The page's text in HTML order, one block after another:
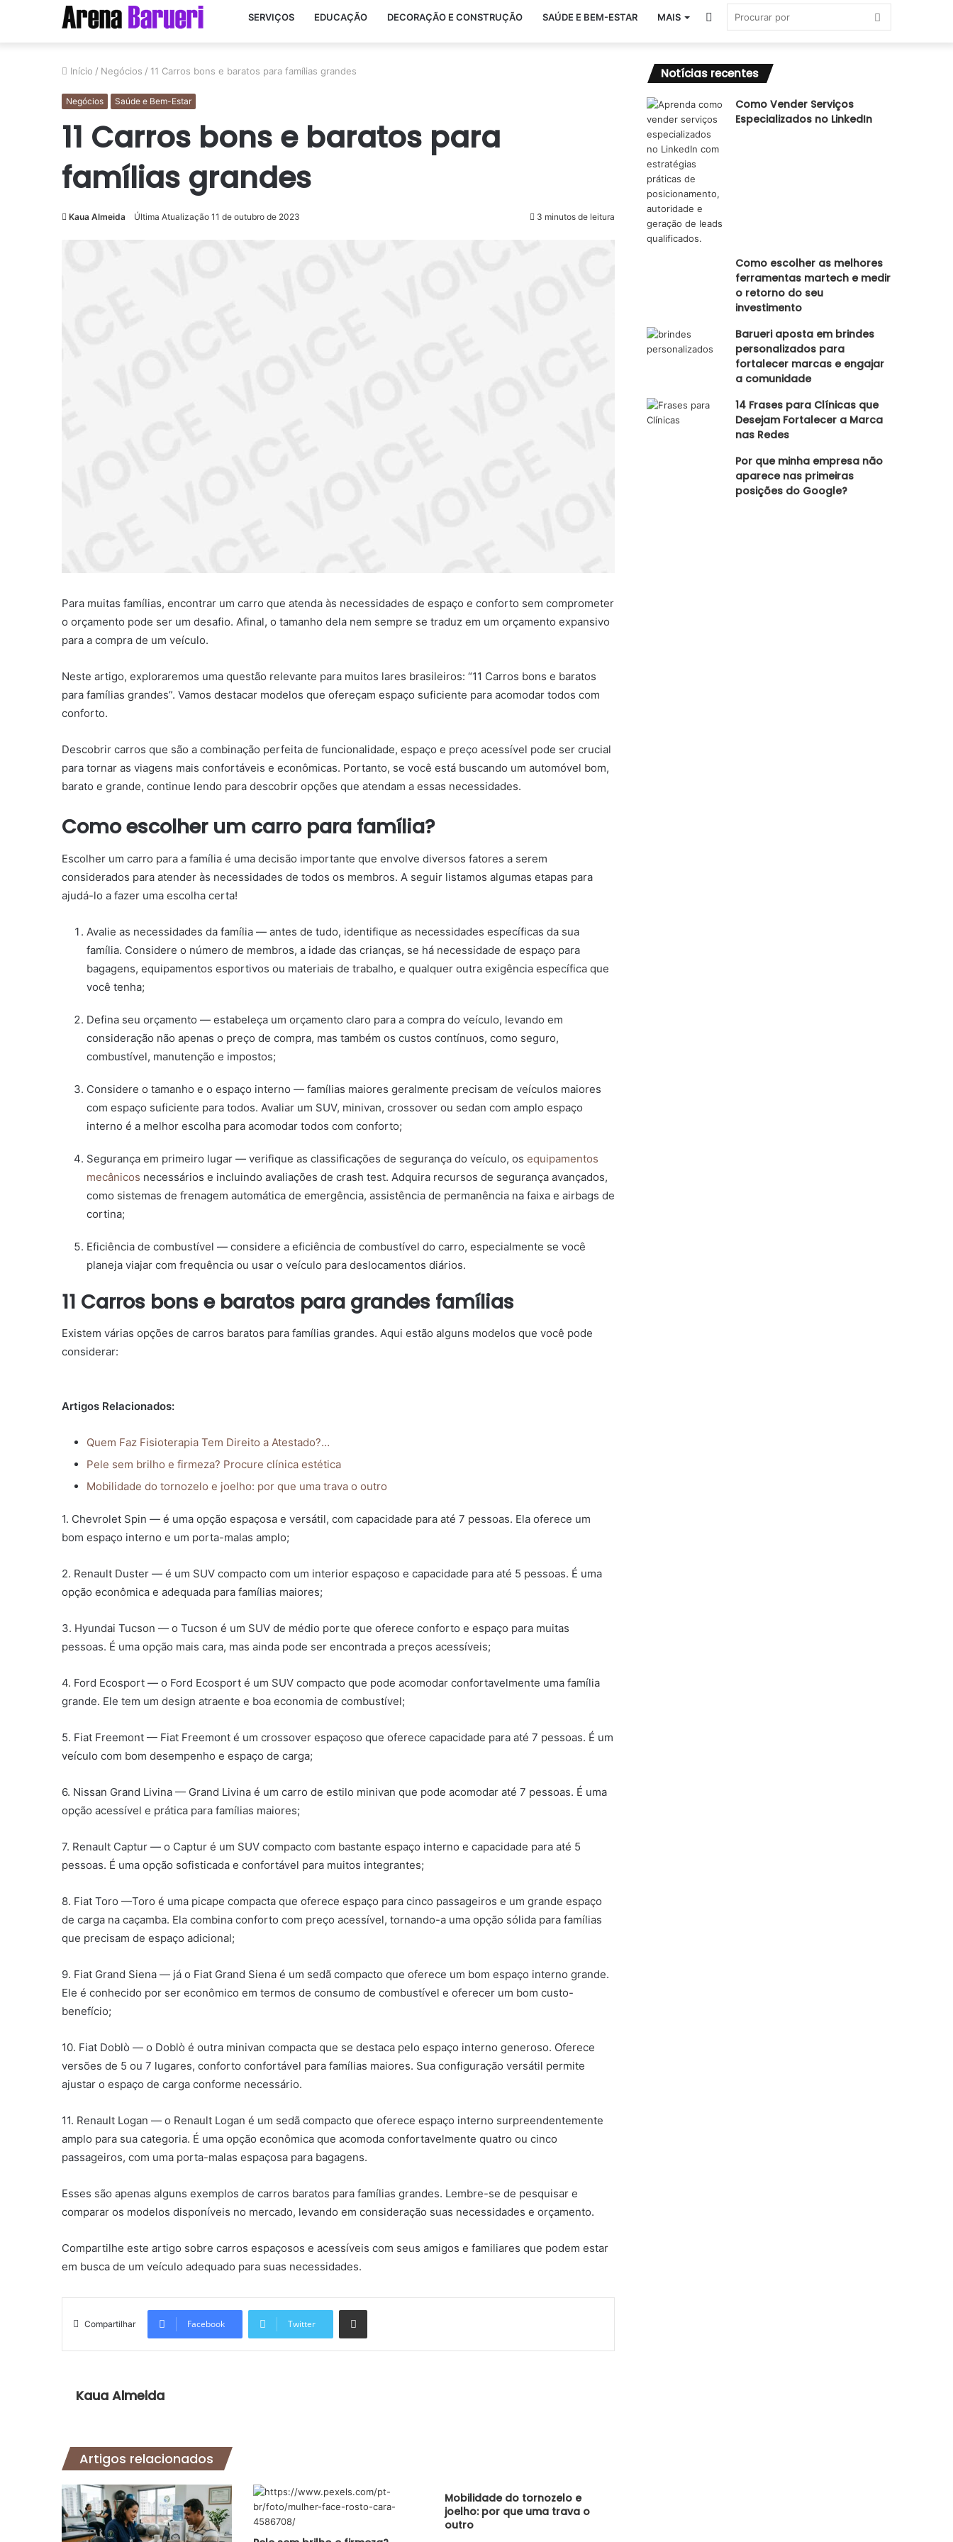
SERVIÇOS EDUCAÇÃO DECORAÇÃO E CONSTRUÇÃO SAÚDE E BEM-ESTAR MAIS Procurar
Switch
Início / Negócios / 11 Carros bons e baratos para famílias grandes
Negócios Saúde e Bem-Estar
11 Carros bons e baratos para
famílias grandes
Kaua Almeida Última Atualização 11 de outubro de 2023 3 minutos de leitura
Para muitas famílias, encontrar um carro que atenda às necessidades de espaço e conforto sem comprometer
o orçamento pode ser um desafio. Afinal, o tamanho dela nem sempre se traduz em um orçamento expansivo
para a compra de um veículo.
Neste artigo, exploraremos uma questão relevante para muitos lares brasileiros: “11 Carros bons e baratos
para famílias grandes”. Vamos destacar modelos que ofereçam espaço suficiente para acomodar todos com
conforto.
Descobrir carros que são a combinação perfeita de funcionalidade, espaço e preço acessível pode ser crucial
para tornar as viagens mais confortáveis ​​e econômicas. Portanto, se você está buscando um automóvel bom,
barato e grande, continue lendo para descobrir opções que atendam a essas necessidades.
Como escolher um carro para família?
Escolher um carro para a família é uma decisão importante que envolve diversos fatores a serem
considerados para atender às necessidades de todos os membros. A seguir listamos algumas etapas para
ajudá-lo a fazer uma escolha certa!
Avalie as necessidades da família — antes de tudo, identifique as necessidades específicas da sua
família. Considere o número de membros, a idade das crianças, se há necessidade de espaço para
bagagens, equipamentos esportivos ou materiais de trabalho, e qualquer outra exigência específica que
você tenha;
Defina seu orçamento — estabeleça um orçamento claro para a compra do veículo, levando em
consideração não apenas o preço de compra, mas também os custos contínuos, como seguro,
combustível, manutenção e impostos;
Considere o tamanho e o espaço interno — famílias maiores geralmente precisam de veículos maiores
com espaço suficiente para todos. Avaliar um SUV, minivan, crossover ou sedan com amplo espaço
interno é a melhor escolha para acomodar todos com conforto;
Segurança em primeiro lugar — verifique as classificações de segurança do veículo, os equipamentos
mecânicos necessários e incluindo avaliações de crash test. Adquira recursos de segurança avançados,
como sistemas de frenagem automática de emergência, assistência de permanência na faixa e airbags de
cortina;
Eficiência de combustível — considere a eficiência de combustível do carro, especialmente se você
planeja viajar com frequência ou usar o veículo para deslocamentos diários.
11 Carros bons e baratos para grandes famílias
Existem várias opções de carros baratos para famílias grandes. Aqui estão alguns modelos que você pode
considerar:
Artigos Relacionados:
Quem Faz Fisioterapia Tem Direito a Atestado?…
Pele sem brilho e firmeza? Procure clínica estética
Mobilidade do tornozelo e joelho: por que uma trava o outro
1. Chevrolet Spin — é uma opção espaçosa e versátil, com capacidade para até 7 pessoas. Ela oferece um
bom espaço interno e um porta-malas amplo;
2. Renault Duster — é um SUV compacto com um interior espaçoso e capacidade para até 5 pessoas. É uma
opção econômica e adequada para famílias maiores;
3. Hyundai Tucson — o Tucson é um SUV de médio porte que oferece conforto e espaço para muitas
pessoas. É uma opção mais cara, mas ainda pode ser encontrada a preços acessíveis;
4. Ford Ecosport — o Ford Ecosport é um SUV compacto que pode acomodar confortavelmente uma família
grande. Ele tem um design atraente e boa economia de combustível;
5. Fiat Freemont — Fiat Freemont é um crossover espaçoso que oferece capacidade para até 7 pessoas. É um
veículo com bom desempenho e espaço de carga;
6. Nissan Grand Livina — Grand Livina é um carro de estilo minivan que pode acomodar até 7 pessoas. É uma
opção acessível e prática para famílias maiores;
7. Renault Captur — o Captur é um SUV compacto com bastante espaço interno e capacidade para até 5
pessoas. É uma opção sofisticada e confortável para muitos integrantes;
8. Fiat Toro —Toro é uma picape compacta que oferece espaço para cinco passageiros e um grande espaço
de carga na caçamba. Ela combina conforto com preço acessível, tornando-a uma opção sólida para famílias
que precisam de espaço adicional;
9. Fiat Grand Siena — já o Fiat Grand Siena é um sedã compacto que oferece um bom espaço interno grande.
Ele é conhecido por ser econômico em termos de consumo de combustível e oferecer um bom custo-
benefício;
10. Fiat Doblò — o Doblò é outra minivan compacta que se destaca pelo espaço interno generoso. Oferece
versões de 5 ou 7 lugares, conforto confortável para famílias maiores. Sua configuração versátil permite
ajustar o espaço de carga conforme necessário.
11. Renault Logan — o Renault Logan é um sedã compacto que oferece espaço interno surpreendentemente
amplo para sua categoria. É uma opção econômica que acomoda confortavelmente quatro ou cinco
passageiros, com uma porta-malas espaçosa para bagagens.
Esses são apenas alguns exemplos de carros baratos para famílias grandes. Lembre-se de pesquisar e
comparar os modelos disponíveis no mercado, levando em consideração suas necessidades e orçamento.
Compartilhe este artigo sobre carros espaçosos e acessíveis com seus amigos e familiares que podem estar
em busca de um veículo adequado para suas necessidades.
Compartilhar Facebook Twitter
Compartilhar via e-mail
Kaua Almeida
Artigos relacionados
Mobilidade do tornozelo e
joelho: por que uma trava o
outro
Notícias recentes
Como Vender Serviços
Especializados no LinkedIn
Como escolher as melhores
ferramentas martech e medir
o retorno do seu
investimento
Barueri aposta em brindes
personalizados para
fortalecer marcas e engajar
a comunidade
14 Frases para Clínicas que
Desejam Fortalecer a Marca
nas Redes
Por que minha empresa não
aparece nas primeiras
posições do Google?